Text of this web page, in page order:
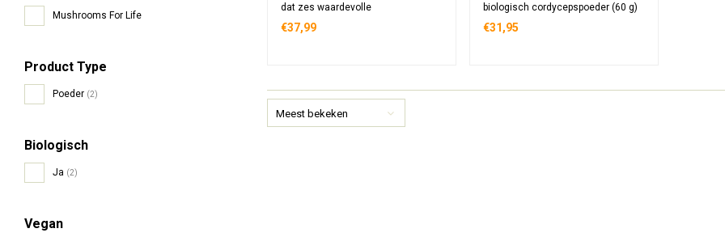
Mushrooms For Life
Product Type
Poeder (2)
Biologisch
Ja (2)
Vegan
dat zes waardevolle
paddenstoelsoorten combineert in
Tremella.
€37,99
biologisch cordycepspoeder (60 g)
in een glazen pot dat je simpel
gebruiksgemak.
€31,95
Meest bekeken